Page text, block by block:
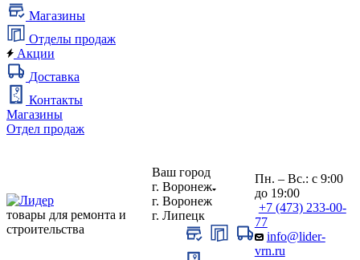
Магазины
Отделы продаж
Акции
Доставка
Контакты
Магазины
Отдел продаж
товары для ремонта и
строительства
Ваш город
г. Воронеж
г. Воронеж
г. Липецк
Пн. – Вс.: с 9:00
до 19:00
+7 (473) 233-00-
77
info@lider-
vrn.ru